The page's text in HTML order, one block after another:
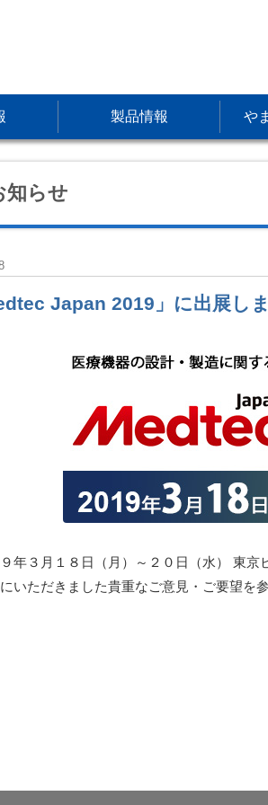
製品情報 や
知らせ
Japan 2019」に出展し
年３月１８日（月）～２０日（水） 東京
いただきました貴重なご意見・ご要望を